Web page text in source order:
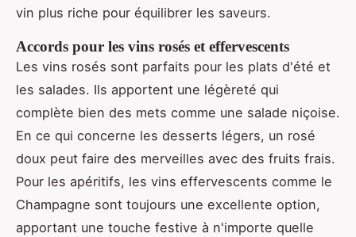
vin plus riche pour équilibrer les saveurs.
Accords pour les vins rosés et effervescents
Les vins rosés sont parfaits pour les plats d'été et
les salades. Ils apportent une légèreté qui
complète bien des mets comme une salade niçoise.
En ce qui concerne les desserts légers, un rosé
doux peut faire des merveilles avec des fruits frais.
Pour les apéritifs, les vins effervescents comme le
Champagne sont toujours une excellente option,
apportant une touche festive à n'importe quelle